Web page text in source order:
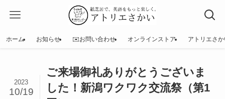
ホーム お知らせ ✉️お問い合わせ オンラインストア アトリエさ
ご来場御礼ありがとうございま
した！新潟ワクワク交流祭（第1
2023
10/19